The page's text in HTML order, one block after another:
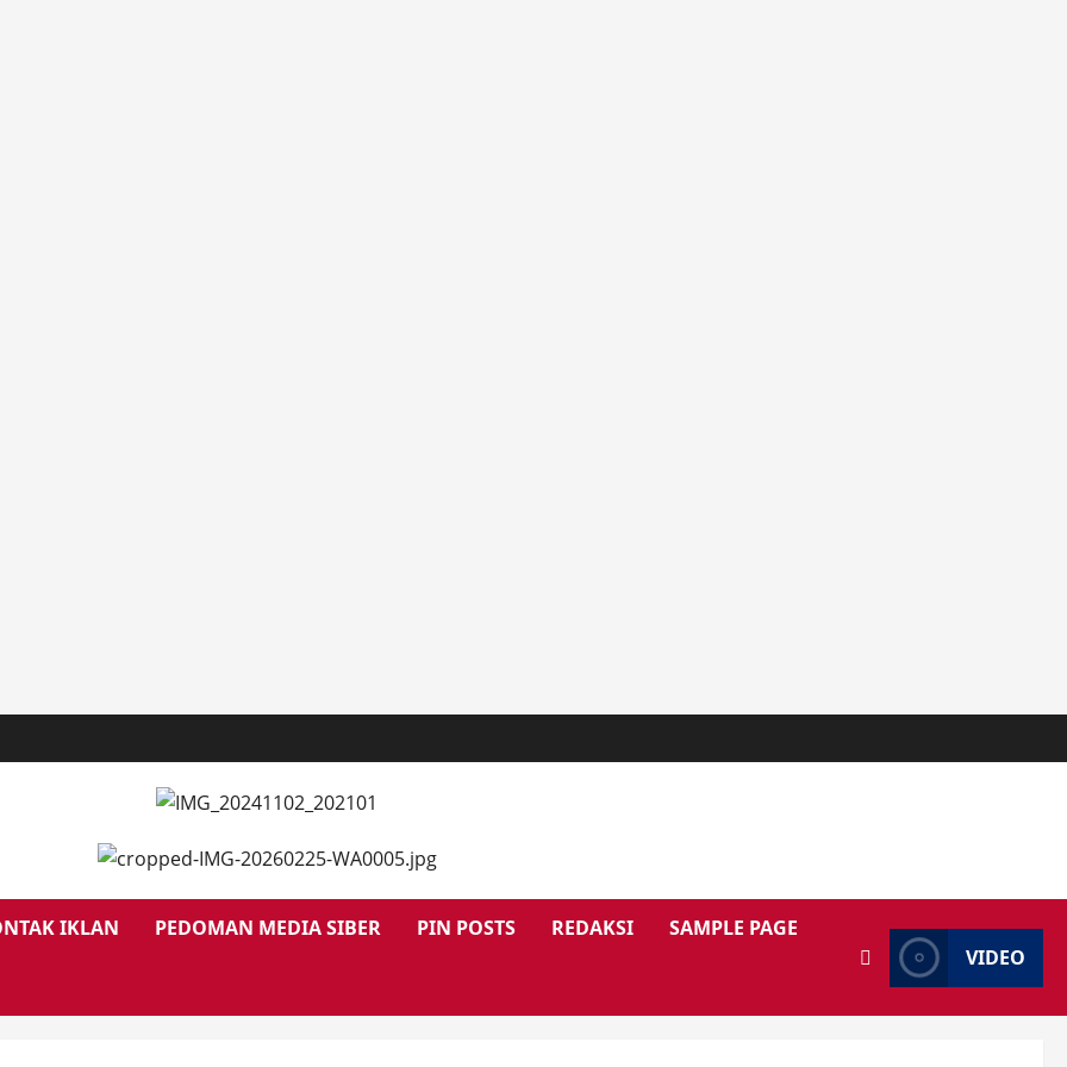
IKLAN PEDOMAN MEDIA SIBER PIN POSTS REDAKSI SAMPLE PAGE
VIDEO